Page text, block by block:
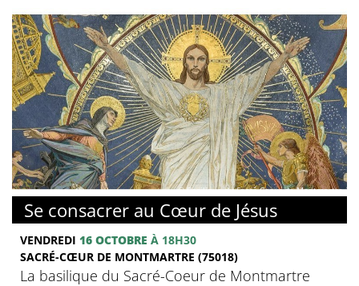
© Basilique du Sacré-Coeur de Montmartre
Se consacrer au Cœur de Jésus
VENDREDI 16 OCTOBRE À 18H30
SACRÉ-CŒUR DE MONTMARTRE (75018)
La basilique du Sacré-Coeur de Montmartre